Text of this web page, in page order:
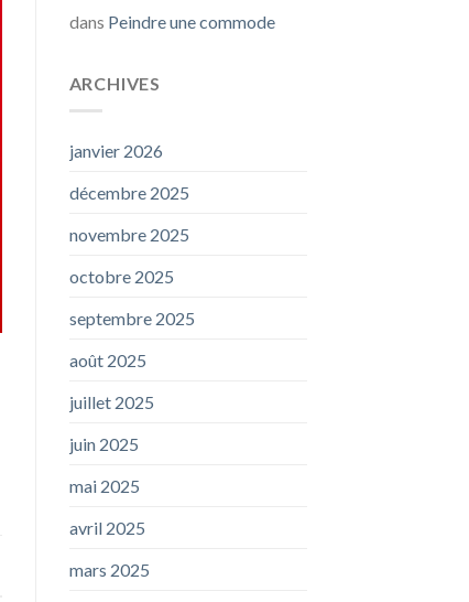
dans Peindre une commode
ARCHIVES
janvier 2026
décembre 2025
novembre 2025
octobre 2025
septembre 2025
août 2025
juillet 2025
juin 2025
mai 2025
avril 2025
mars 2025